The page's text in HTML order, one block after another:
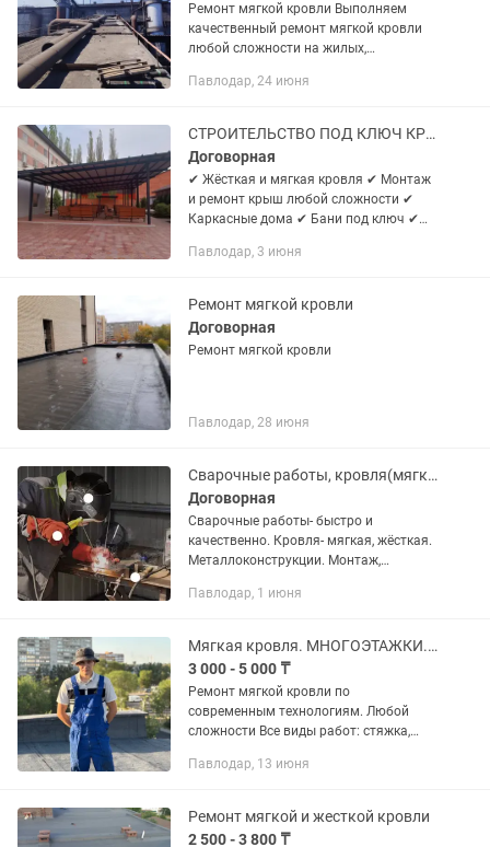
Ремонт мягкой кровли Выполняем
качественный ремонт мягкой кровли
любой сложности на жилых,
объектах. Проводим диагностику
протечки, устраняем...
Павлодар, 24 июня
СТРОИТЕЛЬСТВО ПОД КЛЮЧ КРОВЛЯ БАНИ БЕСЕДКИ Жёсткая и мягкая кровля
Договорная
✔ Жёсткая и мягкая кровля ✔ Монтаж
и ремонт крыш любой сложности ✔
Каркасные дома ✔ Бани под ключ ✔
работы ✔ Изготовление и монтаж
Павлодар, 3 июня
Ремонт мягкой кровли
Договорная
Ремонт мягкой кровли
Павлодар, 28 июня
Сварочные работы, кровля(мягкая, жёсткая)
Договорная
Сварочные работы- быстро и
качественно. Кровля- мягкая, жёсткая.
Металлоконструкции. Монтаж,
Павлодар, 1 июня
Мягкая кровля. МНОГОЭТАЖКИ. Гаражи. Козырьки. Договор. Гарантий. АВР.
3 000 - 5 000 ₸
Ремонт мягкой кровли по
современным технологиям. Любой
сложности Все виды работ: стяжка,
,гаражи,козырьки,балконы, склады,
учереждения,...
Павлодар, 13 июня
Ремонт мягкой и жесткой кровли
2 500 - 3 800 ₸